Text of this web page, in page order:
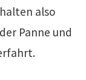
also
Panne und